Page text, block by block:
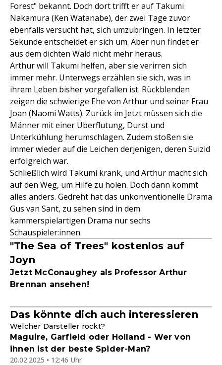
Forest" bekannt. Doch dort trifft er auf Takumi
Nakamura (Ken Watanabe), der zwei Tage zuvor
ebenfalls versucht hat, sich umzubringen. In letzter
Sekunde entscheidet er sich um. Aber nun findet er
aus dem dichten Wald nicht mehr heraus.
Arthur will Takumi helfen, aber sie verirren sich
immer mehr. Unterwegs erzählen sie sich, was in
ihrem Leben bisher vorgefallen ist. Rückblenden
zeigen die schwierige Ehe von Arthur und seiner Frau
Joan (Naomi Watts). Zurück im Jetzt müssen sich die
Männer mit einer Überflutung, Durst und
Unterkühlung herumschlagen. Zudem stoßen sie
immer wieder auf die Leichen derjenigen, deren Suizid
erfolgreich war.
Schließlich wird Takumi krank, und Arthur macht sich
auf den Weg, um Hilfe zu holen. Doch dann kommt
alles anders. Gedreht hat das unkonventionelle Drama
Gus van Sant, zu sehen sind in dem
kammerspielartigen Drama nur sechs
Schauspieler:innen.
"The Sea of Trees" kostenlos auf
Joyn
Jetzt McConaughey als Professor Arthur
Brennan ansehen!
Das könnte dich auch interessieren
Welcher Darsteller rockt?
Maguire, Garfield oder Holland - Wer von
ihnen ist der beste Spider-Man?
20.02.2025 • 12:46 Uhr